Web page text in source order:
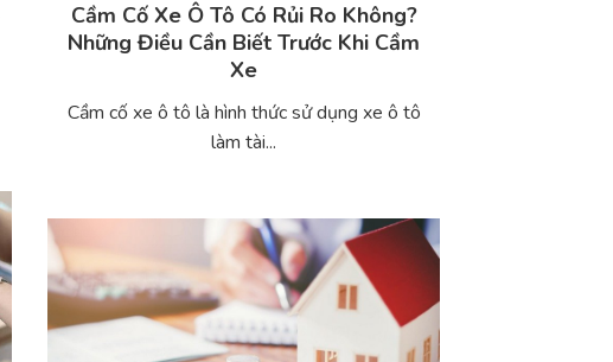
Cầm Cố Xe Ô Tô Có Rủi Ro Không?
Những Điều Cần Biết Trước Khi Cầm
Xe
Cầm cố xe ô tô là hình thức sử dụng xe ô tô
làm tài...